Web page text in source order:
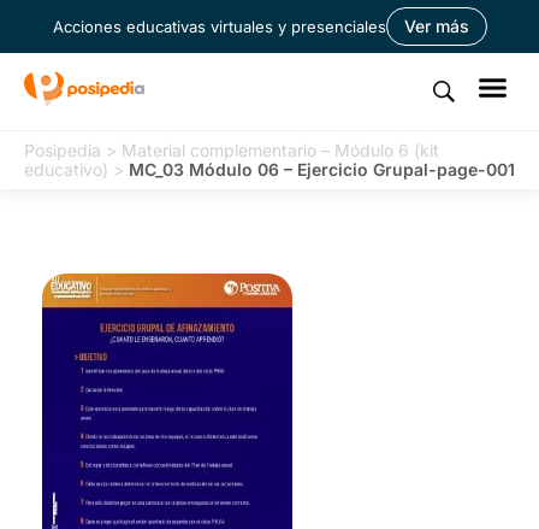
Acciones educativas virtuales y presenciales Ver más
Posipedia > Material complementario – Módulo 6 (kit
educativo) > MC_03 Módulo 06 – Ejercicio Grupal-page-001